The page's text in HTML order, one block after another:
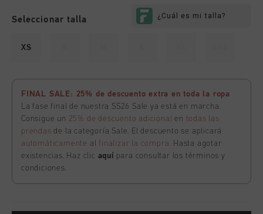
Seleccionar talla
XS
FINAL SALE: 25% de descuento extra en toda la ropa
La fase final de nuestra SS26 Sale ya está en marcha.
Consigue un 25% de descuento adicional en todas las
prendas de la categoría Sale. El descuento se aplicará
automáticamente al finalizar la compra. Hasta agotar
existencias. Haz clic aquí para consultar los términos y
condiciones.